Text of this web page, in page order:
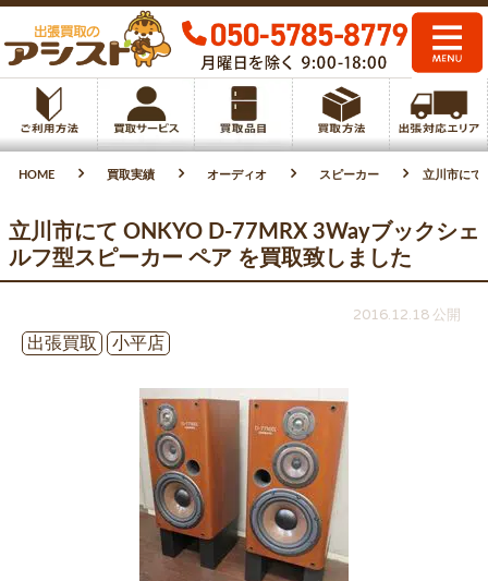
HOME 買取実績 オーディオ スピーカー 立川市にて
立川市にて ONKYO D-77MRX 3Wayブックシェ
ルフ型スピーカー ペア を買取致しました
2016.12.18 公開
出張買取
小平店